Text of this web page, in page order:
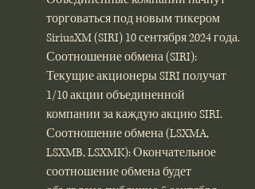
торговаться под новым тикером
SiriusXM (SIRI) 10 сентября 2024 года.
Соотношение обмена (SIRI):
Текущие акционеры SIRI получат
1/10 акции объединенной
компании за каждую акцию SIRI.
Соотношение обмена (LSXMA,
LSXMB, LSXMK): Окончательное
соотношение обмена будет